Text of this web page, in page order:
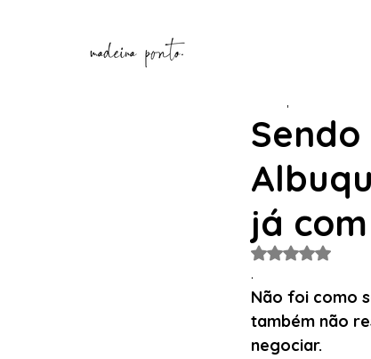
Sendo
já
Avaliado com
.
Não foi como
também não
negociar.